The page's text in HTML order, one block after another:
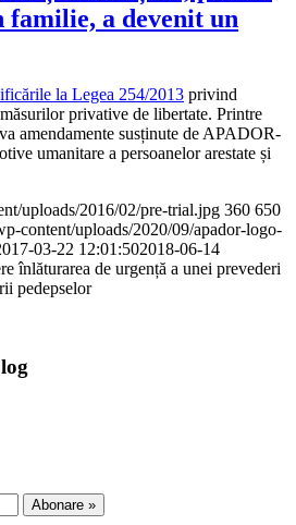
a devenit un
la Legea 254/2013 privind
privative de libertate. Printre
amendamente susținute de APADOR-
umanitare a persoanelor arestate și
uploads/2016/02/pre-trial.jpg 360 650
content/uploads/2020/09/apador-logo-
03-22 12:01:502018-06-14
înlăturarea de urgență a unei prevederi
pedepselor